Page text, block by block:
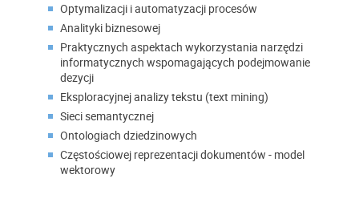
Optymalizacji i automatyzacji procesów
Analityki biznesowej
Praktycznych aspektach wykorzystania narzędzi
informatycznych wspomagających podejmowanie
dezycji
Eksploracyjnej analizy tekstu (text mining)
Sieci semantycznej
Ontologiach dziedzinowych
Częstościowej reprezentacji dokumentów - model
wektorowy